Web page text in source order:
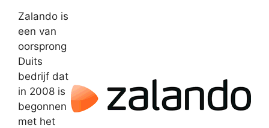
Zalando is
een van
oorsprong
Duits
bedrijf dat
in 2008 is
begonnen
met het